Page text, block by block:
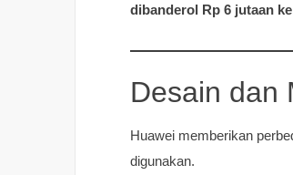
dibanderol Rp 6 jutaan
Desain dan
Huawei memberikan
digunakan.